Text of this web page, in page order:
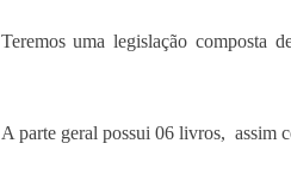
Teremos uma legislação composta
A parte geral possui 06 livros, assim